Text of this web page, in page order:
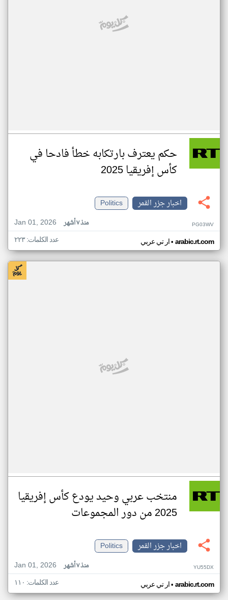
حكم يعترف بارتكابه خطأ فادحا في
كأس إفريقيا 2025
اخبار جزر القمر
Politics
Jan 01, 2026
منذ ٧ أشهر PG03WV
ار تي عربي• arabic.rt.com عدد الكلمات: ٢٢٣
منتخب عربي وحيد يودع كأس إفريقيا
2025 من دور المجموعات
اخبار جزر القمر
Politics
Jan 01, 2026
منذ ٧ أشهر YU55DX
ار تي عربي• arabic.rt.com عدد الكلمات: ١١٠